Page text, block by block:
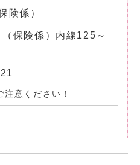
険係）
保険係）内線125～
意ください！